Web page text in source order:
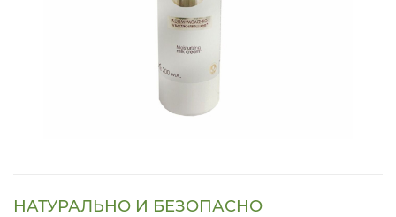
НАТУРАЛЬНО И БЕЗОПАСНО